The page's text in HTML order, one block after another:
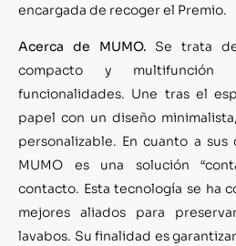
encargada de recoger el Premio.
Acerca de MUMO. Se trata
compacto y multifunción
funcionalidades. Une tras el
papel con un diseño
personalizable. En cuanto a sus
MUMO es una solución
contacto. Esta tecnología se ha
mejores aliados para
lavabos. Su finalidad es